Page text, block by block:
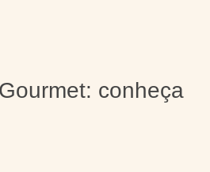
conheça